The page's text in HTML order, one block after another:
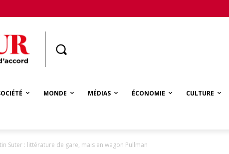
MONDE MÉDIAS ÉCONOMIE CULTURE
Suter : littérature de gare, mais en wagon Pullman